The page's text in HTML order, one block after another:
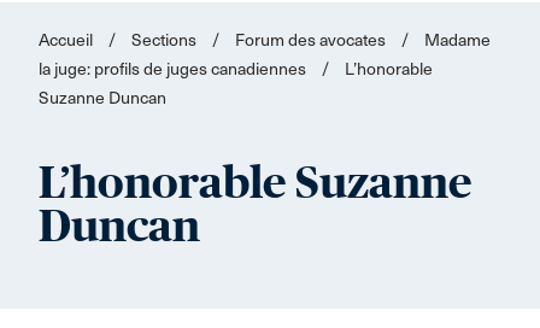
Accueil / Sections / Forum des avocates /
Madame
la juge: profils de juges canadiennes
/
L’honorable
Suzanne Duncan
L’honorable Suzanne
Duncan